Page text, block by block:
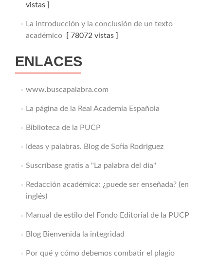
vistas ]
La introducción y la conclusión de un texto
académico[ 78072 vistas ]
ENLACES
www.buscapalabra.com
La página de la Real Academia Española
Biblioteca de la PUCP
Ideas y palabras. Blog de Sofía Rodriguez
Suscríbase gratis a "La palabra del día"
Redacción académica: ¿puede ser enseñada? (en
inglés)
Manual de estilo del Fondo Editorial de la PUCP
Blog Bienvenida la integridad
Por qué y cómo debemos combatir el plagio